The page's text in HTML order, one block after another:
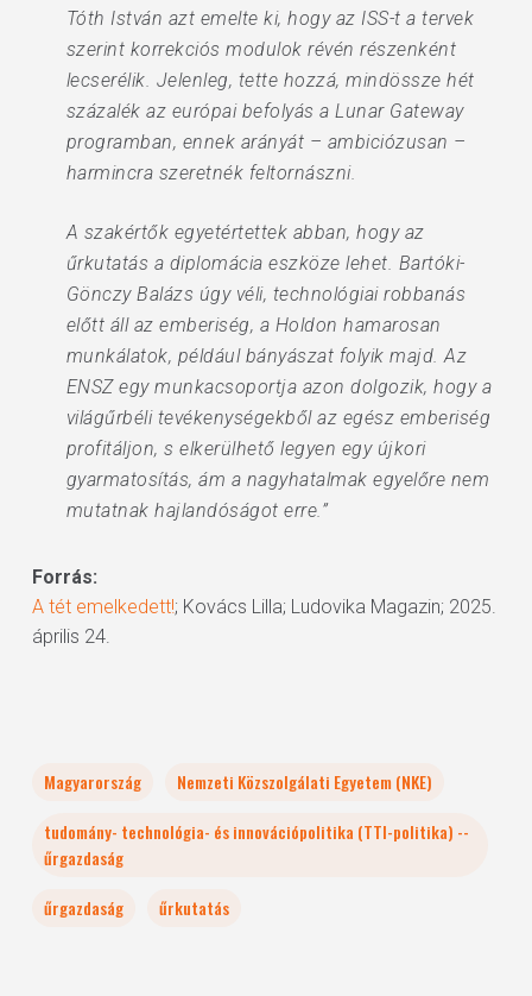
Tóth István azt emelte ki, hogy az ISS-t a tervek
szerint korrekciós modulok révén részenként
lecserélik. Jelenleg, tette hozzá, mindössze hét
százalék az európai befolyás a Lunar Gateway
programban, ennek arányát – ambiciózusan –
harmincra szeretnék feltornászni.
A szakértők egyetértettek abban, hogy az
űrkutatás a diplomácia eszköze lehet. Bartóki-
Gönczy Balázs úgy véli, technológiai robbanás
előtt áll az emberiség, a Holdon hamarosan
munkálatok, például bányászat folyik majd. Az
ENSZ egy munkacsoportja azon dolgozik, hogy a
világűrbéli tevékenységekből az egész emberiség
profitáljon, s elkerülhető legyen egy újkori
gyarmatosítás, ám a nagyhatalmak egyelőre nem
mutatnak hajlandóságot erre.”
Forrás:
A tét emelkedett!; Kovács Lilla; Ludovika Magazin; 2025.
április 24.
Magyarország
Nemzeti Közszolgálati Egyetem (NKE)
tudomány- technológia- és innovációpolitika (TTI-politika) --
űrgazdaság
űrgazdaság
űrkutatás